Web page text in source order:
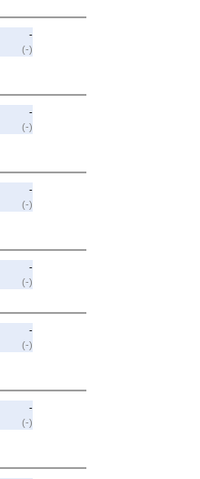
-
(-)
-
(-)
-
(-)
-
(-)
-
(-)
-
(-)